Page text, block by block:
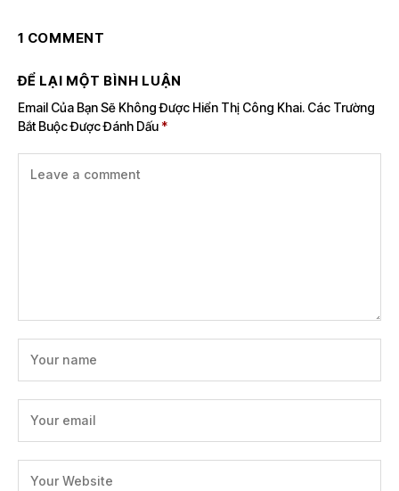
1 COMMENT
ĐỂ LẠI MỘT BÌNH LUẬN
Email Của Bạn Sẽ Không Được Hiển Thị Công Khai. Các Trường
Bắt Buộc Được Đánh Dấu *